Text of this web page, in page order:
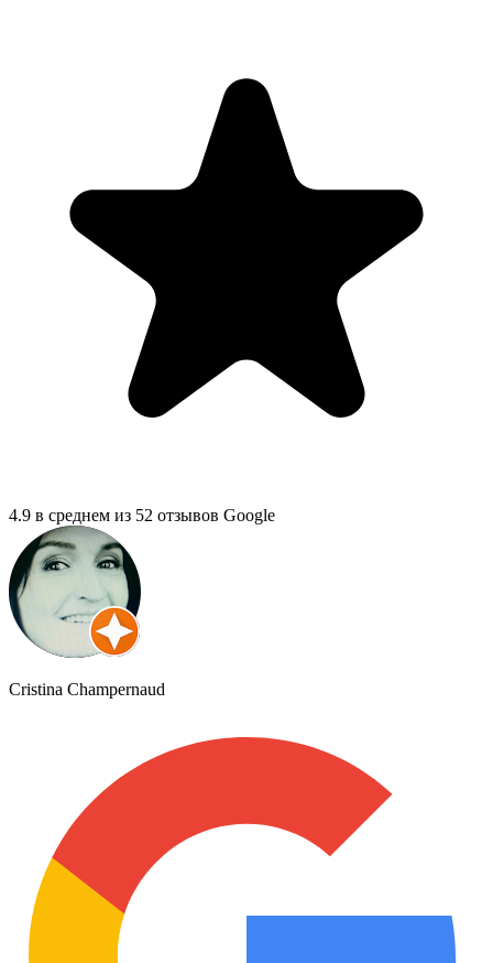
4.9 в среднем из 52 отзывов Google
Cristina Champernaud